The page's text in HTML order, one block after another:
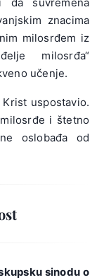
znacima
milosrđem iz
milosrđa“
učenje.
uspostavio.
i štetno
oslobađa od
sinodu o